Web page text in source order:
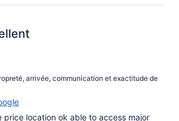
arrivée, communication et exactitude de
price location ok able to access major